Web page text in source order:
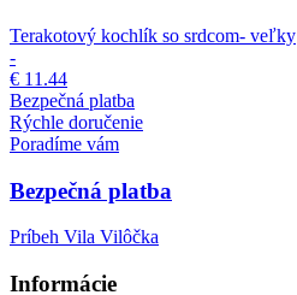
Terakotový kochlík so srdcom- veľky
-
€ 11.44
Bezpečná platba
Rýchle doručenie
Poradíme vám
Bezpečná platba
Príbeh Vila Vilôčka
Informácie